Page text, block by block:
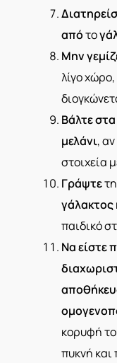
απότο
Μην
λίγο
Βάλτε στα
μελάνι,
στοιχεία
Γράψτε
γάλακτος
παιδικό
Να είστε
κορυφή
πυκνή